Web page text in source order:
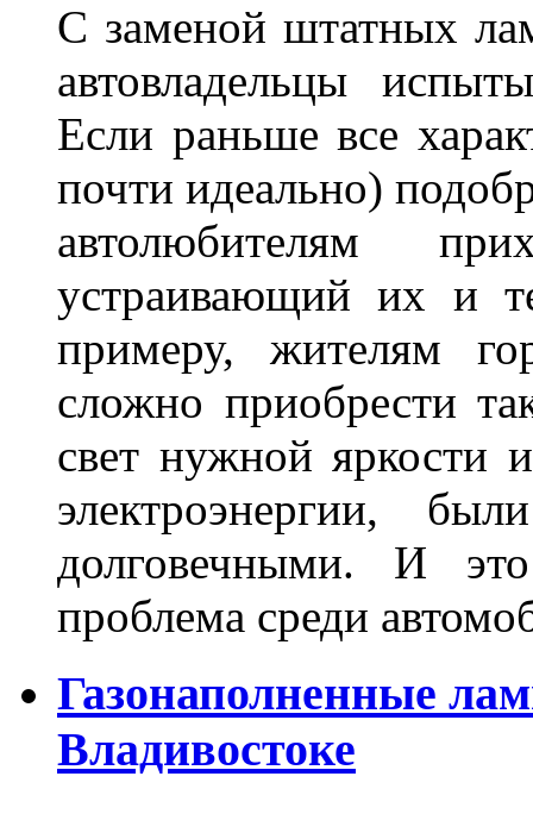
С заменой штатных
автовладельцы
Если раньше все
почти идеально)
автолюбителям
устраивающий их и
примеру, жителям
сложно приобрести
свет нужной яркости
электроэнергии,
долговечными. И
проблема среди
Газонаполненные
Владивостоке